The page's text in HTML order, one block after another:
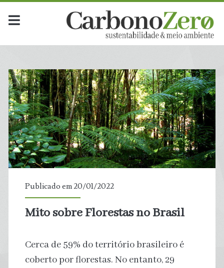
Publicado em 20/01/2022
Mito sobre Florestas no Brasil
Cerca de 59% do território brasileiro é
coberto por florestas. No entanto, 29